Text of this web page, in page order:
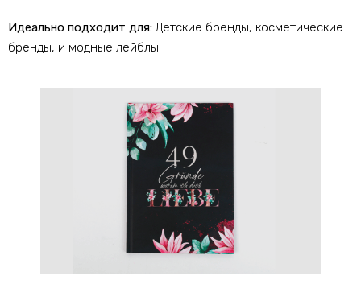
Идеально подходит для: Детские бренды, косметические
бренды, и модные лейблы.